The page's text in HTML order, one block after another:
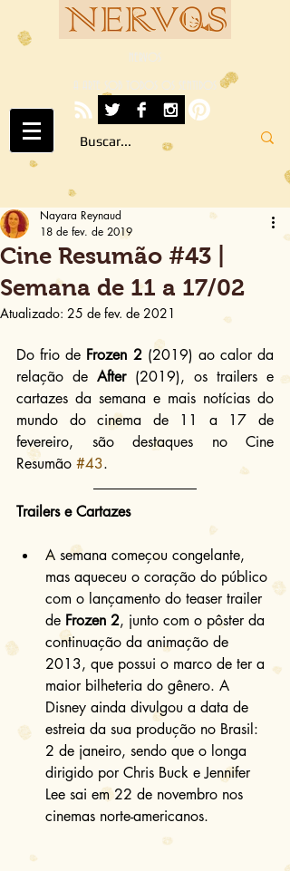
NERVOS
A ARTE SOB TODOS OS SENTIDOS
Cine Resumão #43 |
Semana de 11 a 17/02
Nayara Reynaud
18 de fev. de 2019
Atualizado: 25 de fev. de 2021
Do frio de Frozen 2 (2019) ao calor da
relação de After (2019), os trailers e
cartazes da semana e mais notícias do
mundo do cinema de 11 a 17 de
fevereiro, são destaques no Cine
Resumão #43.
Trailers e Cartazes
A semana começou congelante,
mas aqueceu o coração do público
com o lançamento do teaser trailer
de Frozen 2, junto com o pôster da
continuação da animação de
2013, que possui o marco de ter a
maior bilheteria do gênero. A
Disney ainda divulgou a data de
estreia da sua produção no Brasil:
2 de janeiro, sendo que o longa
dirigido por Chris Buck e Jennifer
Lee sai em 22 de novembro nos
cinemas norte-americanos.